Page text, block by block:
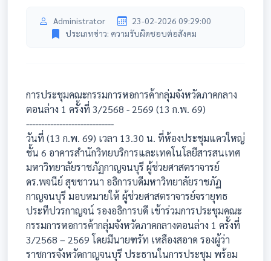
Administrator
23-02-2026 09:29:00
ประเภทข่าว: ความรับผิดชอบต่อสังคม
การประชุมคณะกรรมการหอการค้ากลุ่มจังหวัดภาคกลาง
ตอนล่าง 1 ครั้งที่ 3/2568 - 2569 (13 ก.พ. 69)
-----------------------------
วันที่ (13 ก.พ. 69) เวลา 13.30 น. ที่ห้องประชุมแควใหญ่
ชั้น 6 อาคารสำนักวิทยบริการและเทคโนโลยีสารสนเทศ
มหาวิทยาลัยราชภัฏกาญจนบุรี ผู้ช่วยศาสตราจารย์
ดร.พจนีย์ สุขชาวนา อธิการบดีมหาวิทยาลัยราชภัฏ
กาญจนบุรี มอบหมายให้ ผู้ช่วยศาสตราจารย์จรายุทธ
ประทีปวรกาญจน์ รองอธิการบดี เข้าร่วมการประชุมคณะ
กรรมการหอการค้ากลุ่มจังหวัดภาคกลางตอนล่าง 1 ครั้งที่
3/2568 – 2569 โดยมีนายฑรัท เหลืองสอาด รองผู้ว่า
ราชการจังหวัดกาญจนบุรี ประธานในการประชุม พร้อม